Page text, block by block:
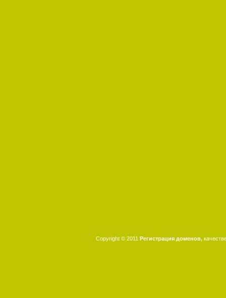
Copyright © 2011 Регистрация доменов,